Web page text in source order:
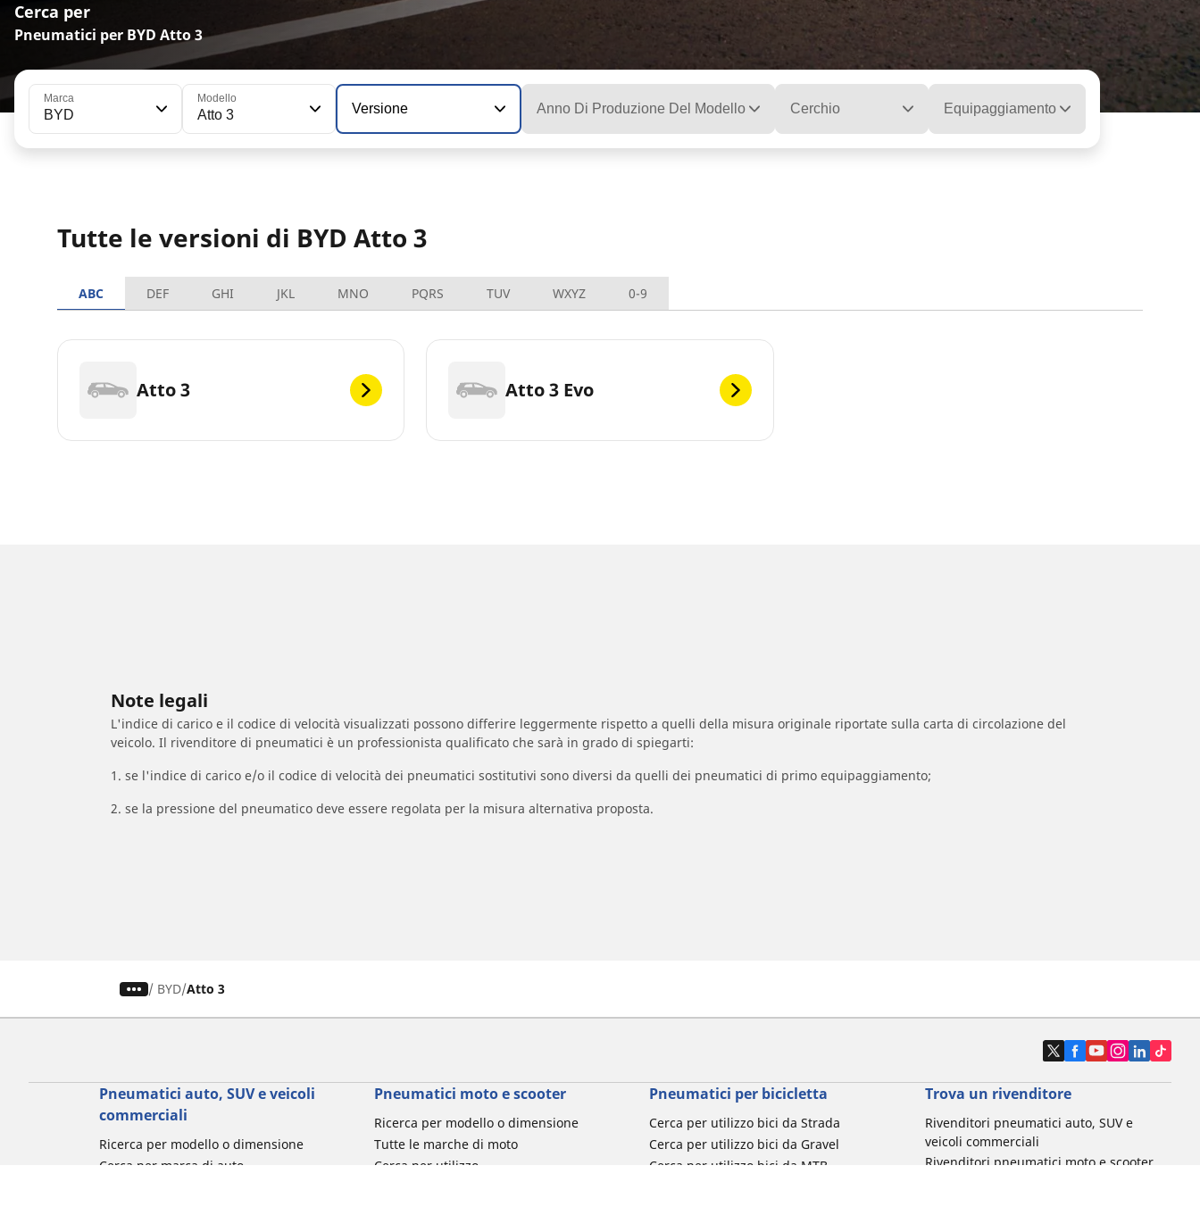
Cerca per
Pneumatici per BYD Atto 3
Marca
BYD
Modello
Atto 3 Versione Anno Di Produzione Del Modello Cerchio Equipaggiamento
Tutte le versioni di BYD Atto 3
ABC DEF GHI JKL MNO PQRS TUV WXYZ 0-9
Atto 3 Atto 3 Evo
Note legali
L'indice di carico e il codice di velocità visualizzati possono differire leggermente rispetto a quelli della misura originale riportate sulla carta di circolazione del
veicolo. Il rivenditore di pneumatici è un professionista qualificato che sarà in grado di spiegarti:
1. se l'indice di carico e/o il codice di velocità dei pneumatici sostitutivi sono diversi da quelli dei pneumatici di primo equipaggiamento;
2. se la pressione del pneumatico deve essere regolata per la misura alternativa proposta.
/ BYD Atto 3
Pneumatici auto, SUV e veicoli
commerciali
Ricerca per modello o dimensione
Cerca per marca di auto
Pneumatici moto e scooter
Ricerca per modello o dimensione
Tutte le marche di moto
Cerca per utilizzo
Pneumatici per bicicletta
Cerca per utilizzo bici da Strada
Cerca per utilizzo bici da Gravel
Cerca per utilizzo bici da MTB
Trova un rivenditore
Rivenditori pneumatici auto, SUV e
veicoli commerciali
Rivenditori pneumatici moto e scooter